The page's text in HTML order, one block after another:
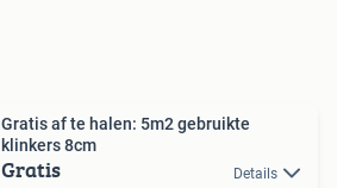
Gratis af te halen: 5m2 gebruikte
klinkers 8cm
Gratis Details